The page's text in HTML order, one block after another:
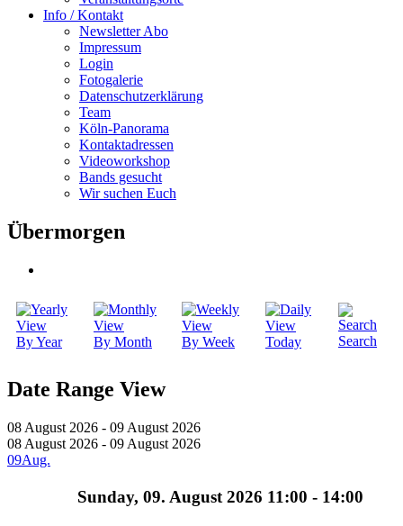
Info / Kontakt
Newsletter Abo
Impressum
Login
Fotogalerie
Datenschutzerklärung
Team
Köln-Panorama
Kontaktadressen
Videoworkshop
Bands gesucht
Wir suchen Euch
Übermorgen
By Year By Month By Week Today Search
Date Range View
08 August 2026 - 09 August 2026
08 August 2026 - 09 August 2026
09Aug.
Sunday, 09. August 2026 11:00 - 14:00